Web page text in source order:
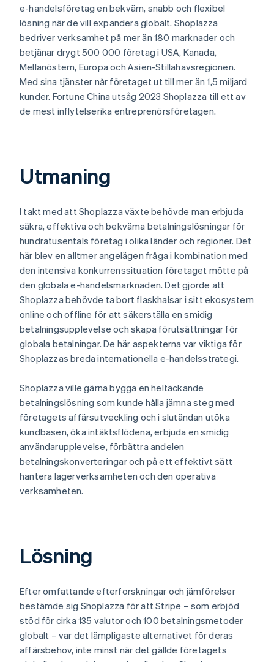
e-handelsföretag en bekväm, snabb och flexibel
lösning när de vill expandera globalt. Shoplazza
bedriver verksamhet på mer än 180 marknader och
betjänar drygt 500 000 företag i USA, Kanada,
Mellanöstern, Europa och Asien-Stillahavsregionen.
Med sina tjänster når företaget ut till mer än 1,5 miljard
kunder. Fortune China utsåg 2023 Shoplazza till ett av
de mest inflytelserika entreprenörsföretagen.
Utmaning
I takt med att Shoplazza växte behövde man erbjuda
säkra, effektiva och bekväma betalningslösningar för
hundratusentals företag i olika länder och regioner. Det
här blev en alltmer angelägen fråga i kombination med
den intensiva konkurrenssituation företaget mötte på
den globala e-handelsmarknaden. Det gjorde att
Shoplazza behövde ta bort flaskhalsar i sitt ekosystem
online och offline för att säkerställa en smidig
betalningsupplevelse och skapa förutsättningar för
globala betalningar. De här aspekterna var viktiga för
Shoplazzas breda internationella e-handelsstrategi.
Shoplazza ville gärna bygga en heltäckande
betalningslösning som kunde hålla jämna steg med
företagets affärsutveckling och i slutändan utöka
kundbasen, öka intäktsflödena, erbjuda en smidig
användarupplevelse, förbättra andelen
betalningskonverteringar och på ett effektivt sätt
hantera lagerverksamheten och den operativa
verksamheten.
Lösning
Efter omfattande efterforskningar och jämförelser
bestämde sig Shoplazza för att Stripe – som erbjöd
stöd för cirka 135 valutor och 100 betalningsmetoder
globalt – var det lämpligaste alternativet för deras
affärsbehov, inte minst när det gällde företagets